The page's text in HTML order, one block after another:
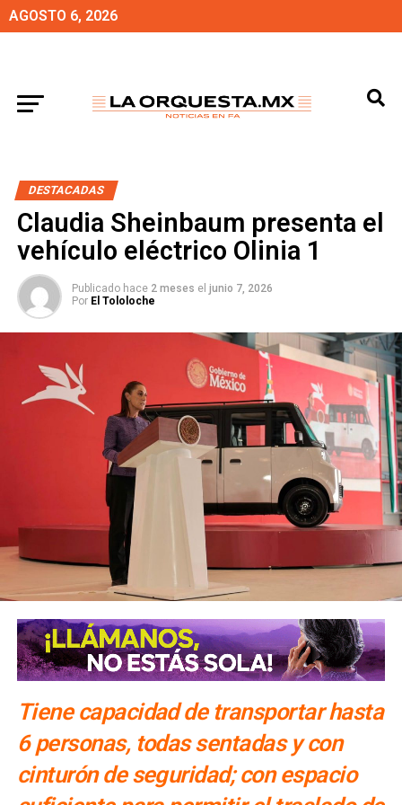
AGOSTO 6, 2026
DESTACADAS
Claudia Sheinbaum presenta el
vehículo eléctrico Olinia 1
Publicado hace 2 meses el junio 7, 2026
Por El Tololoche
Tiene capacidad de transportar hasta
6 personas, todas sentadas y con
cinturón de seguridad; con espacio